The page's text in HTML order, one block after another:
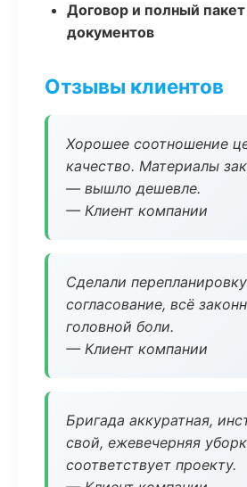
Договор и полный
документов
Отзывы клиентов
Хорошее соотношение
качество. Материалы
— вышло дешевле.
— Клиент компании
Сделали
согласование, всё
головной боли.
— Клиент компании
Бригада аккуратная,
свой, ежевечерняя
соответствует проекту.